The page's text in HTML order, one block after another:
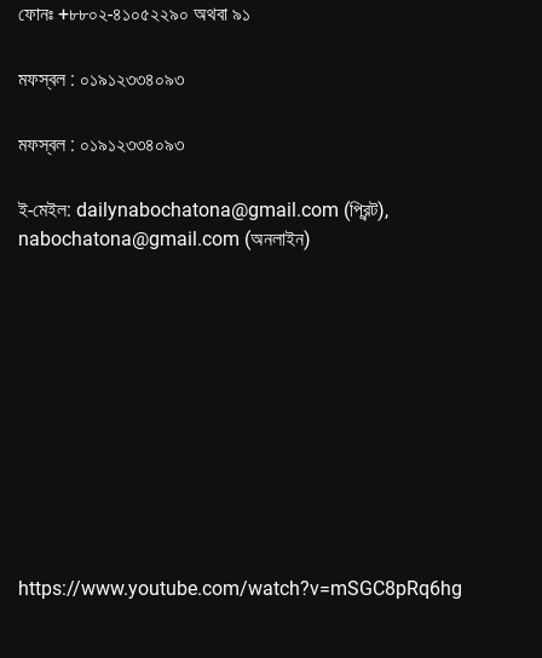
ফোনঃ +৮৮০২-৪১০৫২২৯০ অথবা ৯১
মফস্বল : ০১৯১২৩৩৪০৯৩
মফস্বল : ০১৯১২৩৩৪০৯৩
ই-মেইল: dailynabochatona@gmail.com (প্রিন্ট),
nabochatona@gmail.com (অনলাইন)
https://www.youtube.com/watch?v=mSGC8pRq6hg